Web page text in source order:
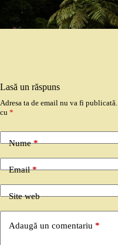
Lasă un răspuns
Adresa ta de email nu va fi publicată.
cu *
Nume*
Email*
Site web
Adaugă un comentariu *